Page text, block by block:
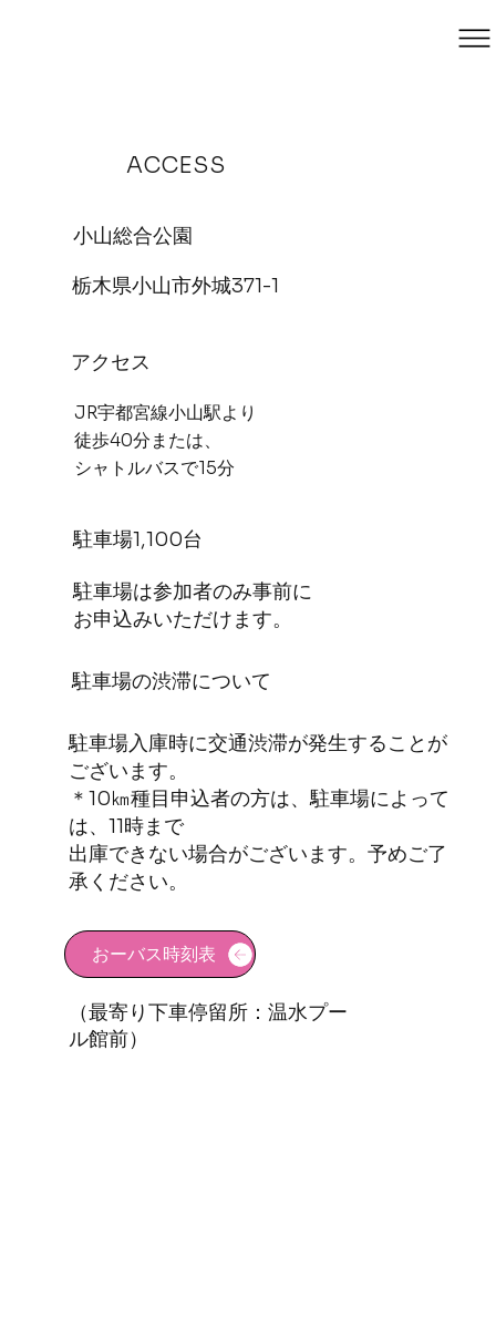
​ACCESS
​小山総合公園
栃木県小山市外城371-1
​アクセス
JR宇都宮線小山駅より
徒歩40分または、
シャトルバスで15分
​駐車場1,100台
駐車場は参加者のみ事前に
お申込みいただけます。
駐車場の渋滞について
駐車場入庫時に交通渋滞が発生することが
ございます。
＊10㎞種目申込者の方は、駐車場によって
は、11時まで
出庫できない場合がございます。予めご了
承ください。
おーバス時刻表
（最寄り下車停留所：温水プー
ル館前）